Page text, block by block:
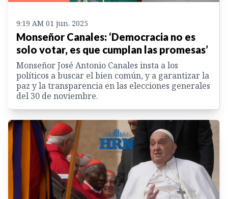
9:19 AM 01 jun. 2025
Monseñor Canales: ‘Democracia no es
solo votar, es que cumplan las promesas’
Monseñor José Antonio Canales insta a los
políticos a buscar el bien común, y a garantizar la
paz y la transparencia en las elecciones generales
del 30 de noviembre.